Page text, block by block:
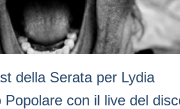
della Serata per Lydia
con il live del